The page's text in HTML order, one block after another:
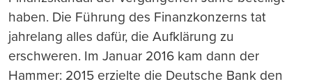
haben. Die Führung des Finanzkonzerns tat
jahrelang alles dafür, die Aufklärung zu
erschweren. Im Januar 2016 kam dann der
Hammer: 2015 erzielte die Deutsche Bank den